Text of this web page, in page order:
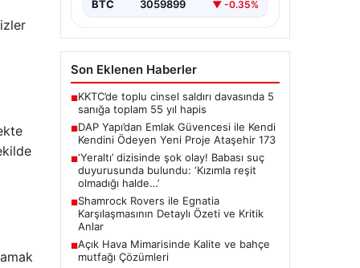
BTC 3059899 ▼ -0.35%
Son Eklenen Haberler
■KKTC’de toplu cinsel saldırı davasında 5
sanığa toplam 55 yıl hapis
■DAP Yapı’dan Emlak Güvencesi ile Kendi
Kendini Ödeyen Yeni Proje Ataşehir 173
■‘Yeraltı’ dizisinde şok olay! Babası suç
duyurusunda bulundu: ‘Kızımla reşit
olmadığı halde…’
■Shamrock Rovers ile Egnatia
Karşılaşmasının Detaylı Özeti ve Kritik
Anlar
■Açık Hava Mimarisinde Kalite ve bahçe
mutfağı Çözümleri